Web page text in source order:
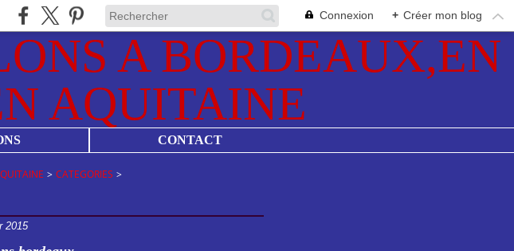
Connexion + Créer mon blog
CONTACT
> CATEGORIES >
2015